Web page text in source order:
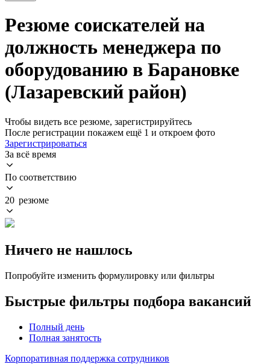
Резюме соискателей на
должность менеджера по
оборудованию в Барановке
(Лазаревский район)
Чтобы видеть все резюме, зарегистрируйтесь
После регистрации покажем ещё 1 и откроем фото
Зарегистрироваться
За всё время
По соответствию
20 резюме
Ничего не нашлось
Попробуйте изменить формулировку или фильтры
Быстрые фильтры подбора вакансий
Полный день
Полная занятость
Корпоративная поддержка сотрудников